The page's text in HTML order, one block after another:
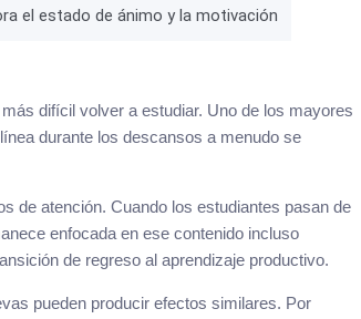
el estado de ánimo y la motivación
difícil volver a estudiar. Uno de los mayores
durante los descansos a menudo se
de atención. Cuando los estudiantes pasan de
enfocada en ese contenido incluso
de regreso al aprendizaje productivo.
pueden producir efectos similares. Por